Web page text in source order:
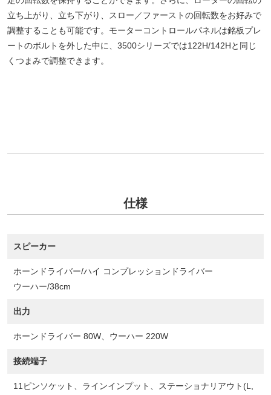
立ち上がり、立ち下がり、スロー／ファーストの回転数をお好みで
調整することも可能です。モーターコントロールパネルは銘板プレ
ートのボルトを外した中に、3500シリーズでは122H/142Hと同じ
くつまみで調整できます。
仕様
スピーカー
ホーンドライバー/ハイ コンプレッションドライバー
ウーハー/38cm
出力
ホーンドライバー 80W、ウーハー 220W
接続端子
11ピンソケット、ラインインプット、ステーショナリアウト(L,